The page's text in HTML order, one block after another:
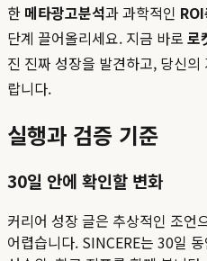
한 메타광고분석과 과학적인
단계 끌어올리세요. 지금 바로 로
진 진짜 성장을 발견하고, 당신
랍니다.
실행과 검증 기준
30일 안에 확인할 변화
커리어 성장 글은 추상적인 조언
어렵습니다. SINCERE는 30일